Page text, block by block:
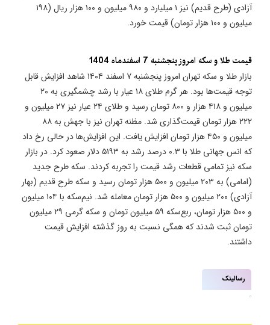
آزادی (طرح قدیم) نیز ۱ میلیارد و ۹۸۰ میلیون و ۱۰۰ هزار ریال (۱۹۸
میلیون و ۱۰۰ هزار تومان) قیمت خورد.
قیمت طلا و سکه امروز پنجشنبه 7 اسفندماه 1404
بازار طلا و سکه تهران امروز پنجشنبه ۷ اسفند ۱۴۰۴ شاهد افزایش قابل
توجه قیمت‌ها بود. هر گرم طلای ۱۸ عیار با رشد چشمگیری به ۲۰
میلیون و ۴۱۸ هزار و ۸۰۰ تومان رسید و طلای ۲۴ عیار نیز ۲۷ میلیون و
۲۲۲ هزار تومان قیمت‌گذاری شد. مظنه تهران نیز با جهش به ۸۸
میلیون و ۴۵۰ هزار تومان افزایش یافت. این افزایش‌ها در حالی رخ داد
که انس جهانی طلا با ۰.۳ درصد رشد به ۵۱۹۳ دلار صعود کرد. در بازار
سکه نیز تمامی قطعات رشد قیمت را تجربه کردند. سکه طرح جدید
(امامی) به ۲۰۳ میلیون و ۵۰۰ هزار تومان رسید و سکه طرح قدیم (بهار
آزادی) ۲۰۰ میلیون و ۵۰۰ هزار تومان معامله شد. نیم‌سکه با ۱۰۴ میلیون
و ۵۰۰ هزار تومان، ربع‌سکه ۵۹ میلیون تومان و سکه گرمی ۲۹ میلیون
تومان ثبت شدند که همگی نسبت به روز گذشته افزایش قیمت
داشتند.
رسالینک